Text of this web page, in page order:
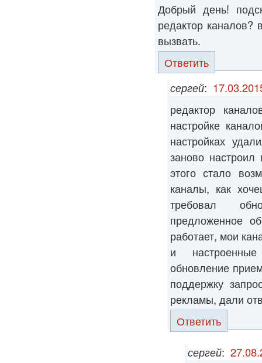
Добрый день!
редактор каналов?
вызвать.
Ответить
сергей:
редактор
настройке
настройках
заново
этого стало
каналы, как
требовал
предложенное
работает, мои
и
обновление
поддержку
рекламы, дали
Ответить
сергей: